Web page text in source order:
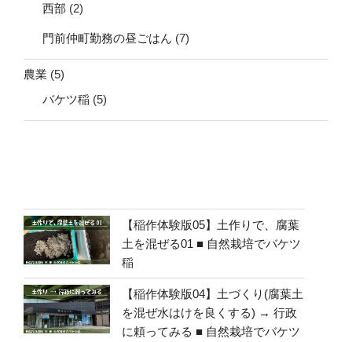
西部 (2)
門前仲町勤務の昼ごはん (7)
農業 (5)
バケツ稲 (5)
【稲作体験版05】土作りで、腐葉
土を混ぜる01 ■ 自然栽培でバケツ
稲
【稲作体験版04】土づくり(腐葉土
を混ぜ水はけを良くする) → 行政
に頼ってみる ■ 自然栽培でバケツ